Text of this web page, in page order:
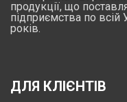
продукції, що
підприємства по всій
років.
ДЛЯ КЛІЄНТІВ